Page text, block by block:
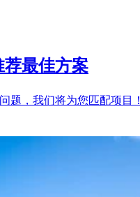
荐最佳方案
题，我们将为您匹配项目！